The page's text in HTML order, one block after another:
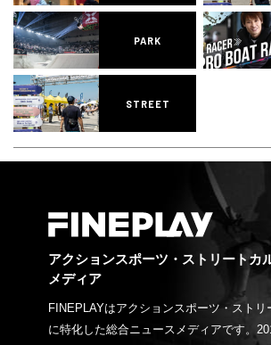
PARK
STREET
アクションスポーツ・ストリートカ
メディア
FINEPLAYはアクションスポーツ・ストリ
に特化した総合ニュースメディアです。